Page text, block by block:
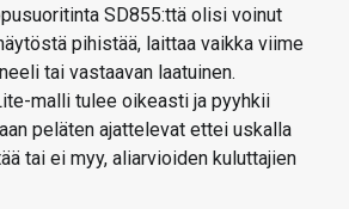
SD855:ttä olisi voinut
pihistää, laittaa vaikka viime
tai vastaavan laatuinen.
malli tulee oikeasti ja pyyhkii
peläten ajattelevat ettei uskalla
tai ei myy, aliarvioiden kuluttajien